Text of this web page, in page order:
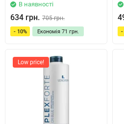
В наявності
634 грн. 705 грн.
- 10% Економія 71 грн. -
Low price!